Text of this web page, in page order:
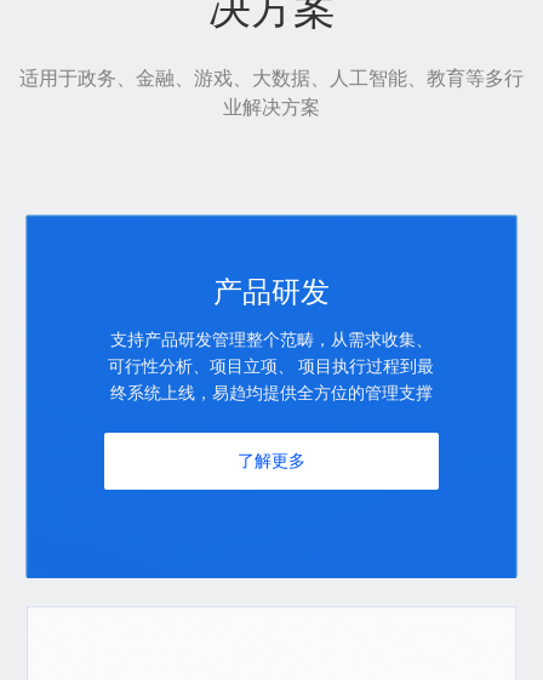
适用于政务、金融、游戏、大数据、人工智能、教育等多行
业解决方案
产品研发
支持产品研发管理整个范畴，从需求收集、
可行性分析、项目立项、 项目执行过程到最
终系统上线，易趋均提供全方位的管理支撑
了解更多